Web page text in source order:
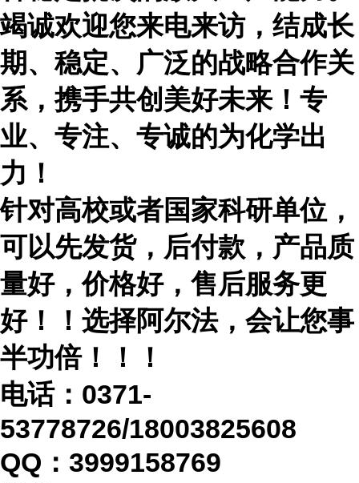
竭诚欢迎您来电来访，结成长
期、稳定、广泛的战略合作关
系，携手共创美好未来！专
业、专注、专诚的为化学出
力！
针对高校或者国家科研单位，
可以先发货，后付款，产品质
量好，价格好，售后服务更
好！！选择阿尔法，会让您事
半功倍！！！
电话： 0371-
53778726/18003825608
QQ：3999158769